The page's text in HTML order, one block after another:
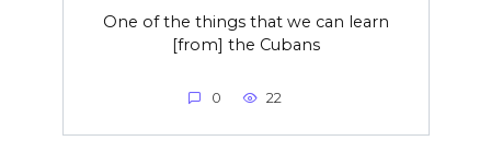
One of the things that we can learn
[from] the Cubans
0 22